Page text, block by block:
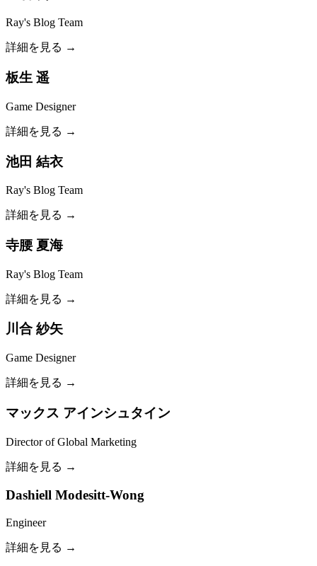
Ray's Blog Team
詳細を見る →
板生 遥
Game Designer
詳細を見る →
池田 結衣
Ray's Blog Team
詳細を見る →
寺腰 夏海
Ray's Blog Team
詳細を見る →
川合 紗矢
Game Designer
詳細を見る →
マックス アインシュタイン
Director of Global Marketing
詳細を見る →
Dashiell Modesitt-Wong
Engineer
詳細を見る →